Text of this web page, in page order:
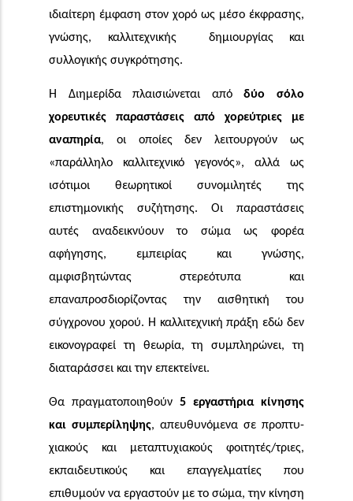
ιδιαίτερη έμφαση στον χορό ως μέσο έκφρασης,
γνώσης, καλλιτεχνικής δημι­ουρ­γίας και
συλλογικής συγκρότησης.
Η Διημερίδα πλαισιώνεται απόδύο σόλο
χορευτικές παραστάσεις από χορεύτριες με
αναπηρία, οι οποίες δεν λειτουργούν ως
«παράλληλο καλλιτεχνικό γεγονός», αλλά ως
ισότιμοι θεωρητικοί συνομιλητές της
επιστημονικής συζήτησης. Οι παραστάσεις
αυτές αναδεικνύουν το σώμα ως φορέα
αφήγησης, εμπειρίας και γνώσης,
αμφισβητώντας στερεότυπα και
επαναπροσδιορίζοντας την αισθητική του
σύγχρονου χορού. Η καλλιτεχνική πράξη εδώ δεν
εικονογραφεί τη θεωρία, τη συμπληρώνει, τη
διαταράσσει και την επεκτείνει.
Θα πραγματοποιηθούν 5 εργαστήρια κίνη­σης
και συμπερίληψης, απευθυνό­μενα σε προπτυ­
χιακούς και μεταπτυχια­κούς φοιτητές/τριες,
εκπαιδευτι­κούς και επαγγελματίες που
επιθυμούν να εργα­στούν με το σώμα, την κίνηση